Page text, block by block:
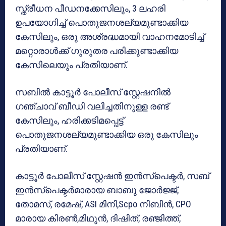
സ്ത്രീധന പീഡനക്കേസിലും, 3 ലഹരി
ഉപയോഗിച്ച് പൊതുജനശല്യമുണ്ടാക്കിയ
കേസിലും, ഒരു അശ്രദ്ധമായി വാഹനമോടിച്ച്
മറ്റൊരാൾക്ക് ഗുരുതര പരിക്കുണ്ടാക്കിയ
കേസിലെയും പ്രതിയാണ്.
സബിൽ കാട്ടൂർ പോലീസ് സ്റ്റേഷനിൽ
ഗഞ്ചാവ് ബീഡി വലിച്ചതിനുള്ള രണ്ട്
കേസിലും, ഹരിക്കടിമപ്പെട്ട്
പൊതുജനശല്യമുണ്ടാക്കിയ ഒരു കേസിലും
പ്രതിയാണ്.
കാട്ടൂർ പോലീസ് സ്റ്റേഷൻ ഇൻസ്പെക്ടർ, സബ്
ഇൻസ്പെക്ടർമാരായ ബാബു ജോർജ്ജ്,
തോമസ്, രമേഷ്, ASI മിനി,Scpo നിബിൻ, CPO
മാരായ കിരൺ,മിഥുൻ, ദിഷിത്, രഞ്ജിത്ത്,